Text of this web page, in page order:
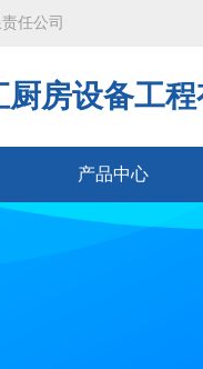
任公司
厨房设备工
产品中心